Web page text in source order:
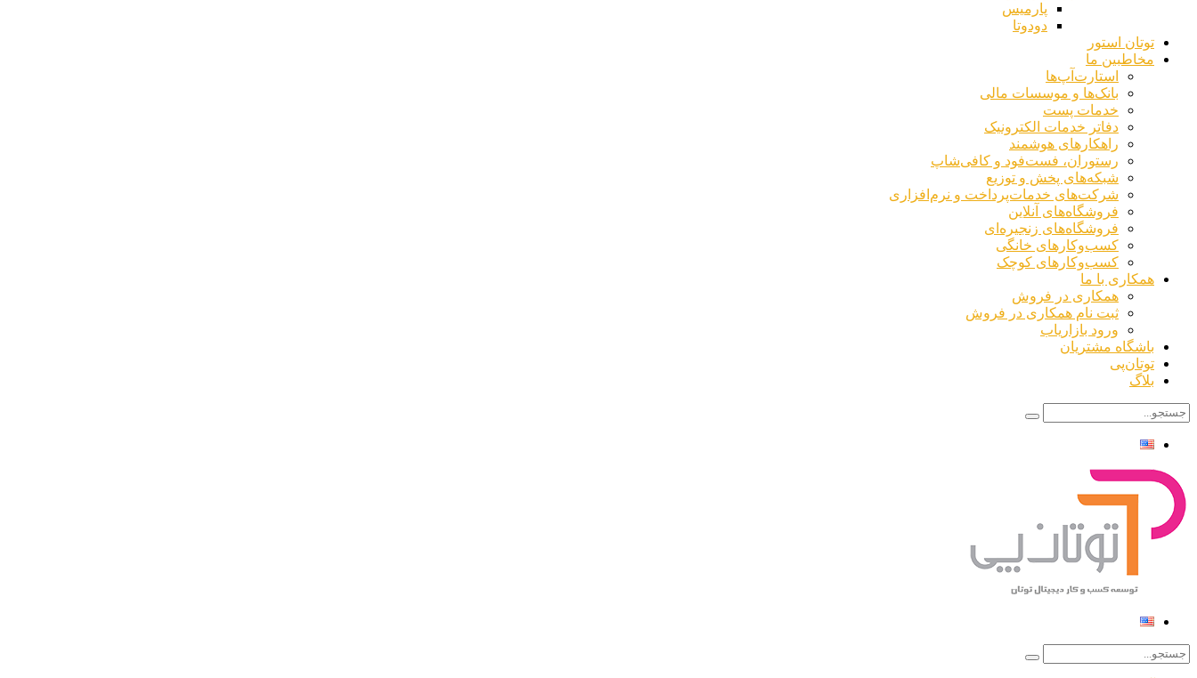
پارمیس
دودوتا
توتان استور
مخاطبین ما
استارت‌آپ‌ها
بانک‌ها و موسسات مالی
خدمات پست
دفاتر خدمات الکترونیک
راهکارهای هوشمند
رستوران، فست‌فود و کافی‌شاپ
شبکه‌های پخش و توزیع
شرکت‌های خدمات‌پرداخت و نرم‌افزاری
فروشگاه‌های آنلاین
فروشگاه‌های زنجیره‌ای
کسب‌وکارهای خانگی
کسب‌وکارهای کوچک
همکاری با ما
همکاری در فروش
ثبت نام همکاری در فروش
ورود بازاریاب
باشگاه مشتریان
توتان‌پی
بلاگ